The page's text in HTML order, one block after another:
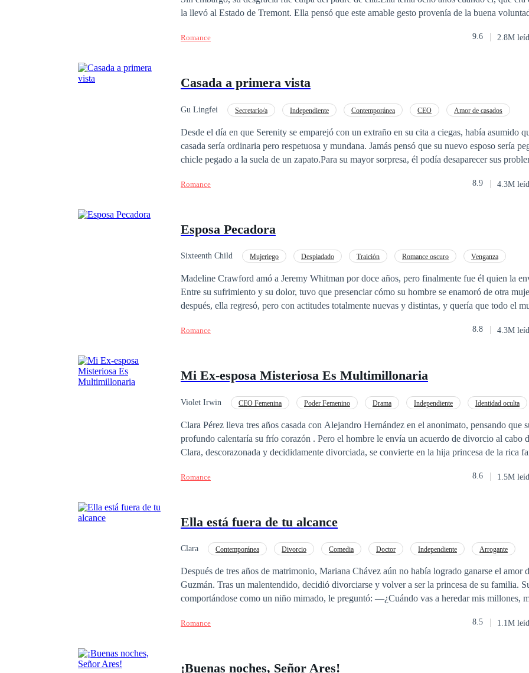
desconfiada. Una princesa de cinco meses. ¿Cuánto se puede fingir el amor antes de que
Aquí encontrarás 7 novelas: 1. Un bebé para Navidad. 2. Te voy a conquistar. 3. Una chica
la llevó al Estado de Tremont. Ella pensó que este amable gesto provenía de la buena
y generoso con el mundo, pero nunca con ella ...Le prohibió llamarlo "hermano". Solo podía
Romance 9.6 2.8M
Casada a primera vista
Gu Lingfei Secretario/a Independiente Contemporánea CEO
Amor de casados
Desde el día en que Serenity se emparejó con un extraño en su cita a ciegas, había asumido
casada sería ordinaria pero respetuosa y mundana. Jamás pensó que su nuevo esposo sería
chicle pegado a la suela de un zapato.Para su mayor sorpresa, él podía desaparecer sus
día vio una entrevista con un multimillonario local conocido por mimar a su esposa. Fue
Romance 8.9 4.3M
Esposa Pecadora
Sixteenth Child Mujeriego Despiadado Traición Romance oscuro
Venganza
Madeline Crawford amó a Jeremy Whitman por doce años, pero finalmente fue él quien la
Entre su sufrimiento y su dolor, tuvo que presenciar cómo su hombre se enamoró de otra
después, ella regresó, pero con actitudes totalmente nuevas y distintas, y quería que todo el
pretendían ser inocentes pero en realidad no eran nada más que una .Sin embargo, justo
frente a la multitud, mientras le prometía: “Madeline, fue toda culpa mía. Me equivoqué en el
"Solo te perdonaré si...te mueras".
Romance 8.8 4.3M
Mi Ex-esposa Misteriosa Es Multimillonaria
Violet Irwin CEO Femenina Poder Femenino Drama Independiente Identidad oculta
Clara Pérez lleva tres años casada con Alejandro Hernández en el anonimato, pensando que
profundo calentaría su frío corazón . Pero el hombre le envía un acuerdo de divorcio al cabo
Clara, descorazonada y decididamente divorciada, se convierte en la hija princesa de la rica
esgrima.En la subasta, lanza dólares para golpear a la amante de Alejandro Hernández, y en
te he hecho ahora es sólo una décima parte de lo que me hiciste entonces!
Romance 8.6 1.5M
Ella está fuera de tu alcance
Clara Contemporánea Divorcio Comedia Doctor Independiente
Arrogante
Después de tres años de matrimonio, Mariana Chávez aún no había logrado ganarse el amor
Guzmán. Tras un malentendido, decidió divorciarse y volver a ser la princesa de su familia.
comportándose como un niño mimado, le preguntó: —¿Cuándo vas a heredar mis millones,
¡Te prometeré que serás famosa! Pero su abuela refutó con seriedad: —No, Mari debe
plantas y disfrutamos de la vida en la vejez? Mariana pensó que ese era el mejor momento de
Romance 8.5 1.1M
¡Buenas noches, Señor Ares!